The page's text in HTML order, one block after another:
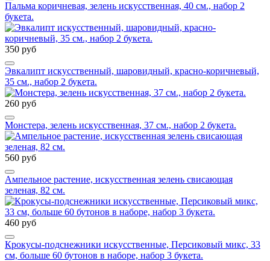
Пальма коричневая, зелень искусственная, 40 см., набор 2
букета.
350 руб
Эвкалипт искусственный, шаровидный, красно-коричневый,
35 см., набор 2 букета.
260 руб
Монстера, зелень искусственная, 37 см., набор 2 букета.
560 руб
Ампельное растение, искусственная зелень свисающая
зеленая, 82 см.
460 руб
Крокусы-подснежники искусственные, Персиковый микс, 33
см, больше 60 бутонов в наборе, набор 3 букета.